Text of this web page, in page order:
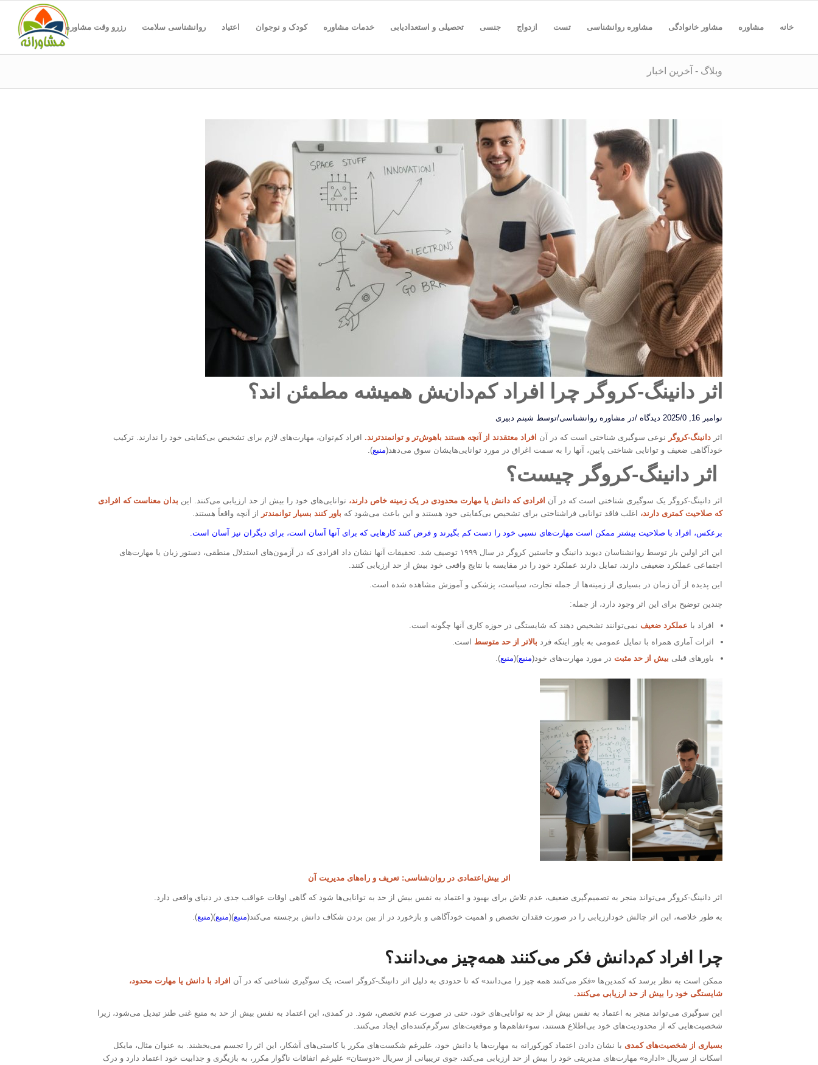
خانه مشاوره مشاور خانوادگی مشاوره روانشناسی تست ازدواج جنسی تحصیلی و استعدادیابی خدمات مشاوره کودک و نوجوان اعتیاد روانشناسی سلامت رزرو وقت مشاوره
وبلاگ - آخرین اخبار
اثر دانینگ-کروگر چرا افراد کم‌دانش همیشه مطمئن اند؟
نوامبر 16, 2025 /0 دیدگاه /در مشاوره روانشناسی/توسط شبنم دبیری
اثر دانینگ-کروگر نوعی سوگیری شناختی است که در آن افراد معتقدند از آنچه هستند باهوش‌تر و توانمندترند. افراد کم‌توان، مهارت‌های لازم برای تشخیص بی‌کفایتی خود را ندارند. ترکیب
خودآگاهی ضعیف و توانایی شناختی پایین، آنها را به سمت اغراق در مورد توانایی‌هایشان سوق می‌دهد(منبع).
اثر دانینگ-کروگر چیست؟
اثر دانینگ-کروگر یک سوگیری شناختی است که در آن افرادی که دانش یا مهارت محدودی در یک زمینه خاص دارند، توانایی‌های خود را بیش از حد ارزیابی می‌کنند. این بدان معناست که افرادی
که صلاحیت کمتری دارند، اغلب فاقد توانایی فراشناختی برای تشخیص بی‌کفایتی خود هستند و این باعث می‌شود که باور کنند بسیار توانمندتر از آنچه واقعاً هستند.
برعکس، افراد با صلاحیت بیشتر ممکن است مهارت‌های نسبی خود را دست کم بگیرند و فرض کنند کارهایی که برای آنها آسان است، برای دیگران نیز آسان است.
این اثر اولین بار توسط روانشناسان دیوید دانینگ و جاستین کروگر در سال ۱۹۹۹ توصیف شد. تحقیقات آنها نشان داد افرادی که در آزمون‌های استدلال منطقی، دستور زبان یا مهارت‌های
اجتماعی عملکرد ضعیفی دارند، تمایل دارند عملکرد خود را در مقایسه با نتایج واقعی خود بیش از حد ارزیابی کنند.
این پدیده از آن زمان در بسیاری از زمینه‌ها از جمله تجارت، سیاست، پزشکی و آموزش مشاهده شده است.
چندین توضیح برای این اثر وجود دارد، از جمله:
افراد با عملکرد ضعیف نمی‌توانند تشخیص دهند که شایستگی در حوزه کاری آنها چگونه است.
اثرات آماری همراه با تمایل عمومی به باور اینکه فرد بالاتر از حد متوسط ​​است.
باورهای قبلی بیش از حد مثبت در مورد مهارت‌های خود(منبع)(منبع).
اثر بیش‌اعتمادی در روان‌شناسی: تعریف و راه‌های مدیریت آن
اثر دانینگ-کروگر می‌تواند منجر به تصمیم‌گیری ضعیف، عدم تلاش برای بهبود و اعتماد به نفس بیش از حد به توانایی‌ها شود که گاهی اوقات عواقب جدی در دنیای واقعی دارد.
به طور خلاصه، این اثر چالش خودارزیابی را در صورت فقدان تخصص و اهمیت خودآگاهی و بازخورد در از بین بردن شکاف دانش برجسته می‌کند(منبع)(منبع)(منبع).
چرا افراد کم‌دانش فکر می‌کنند همه‌چیز می‌دانند؟
ممکن است به نظر برسد که کمدین‌ها «فکر می‌کنند همه چیز را می‌دانند» که تا حدودی به دلیل اثر دانینگ-کروگر است، یک سوگیری شناختی که در آن افراد با دانش یا مهارت محدود،
شایستگی خود را بیش از حد ارزیابی می‌کنند.
این سوگیری می‌تواند منجر به اعتماد به نفس بیش از حد به توانایی‌های خود، حتی در صورت عدم تخصص، شود. در کمدی، این اعتماد به نفس بیش از حد به منبع غنی طنز تبدیل می‌شود، زیرا
شخصیت‌هایی که از محدودیت‌های خود بی‌اطلاع هستند، سوءتفاهم‌ها و موقعیت‌های سرگرم‌کننده‌ای ایجاد می‌کنند.
بسیاری از شخصیت‌های کمدی با نشان دادن اعتماد کورکورانه به مهارت‌ها یا دانش خود، علیرغم شکست‌های مکرر یا کاستی‌های آشکار، این اثر را تجسم می‌بخشند. به عنوان مثال، مایکل
اسکات از سریال «اداره» مهارت‌های مدیریتی خود را بیش از حد ارزیابی می‌کند، جوی تریبیانی از سریال «دوستان» علیرغم اتفاقات ناگوار مکرر، به بازیگری و جذابیت خود اعتماد دارد و درک